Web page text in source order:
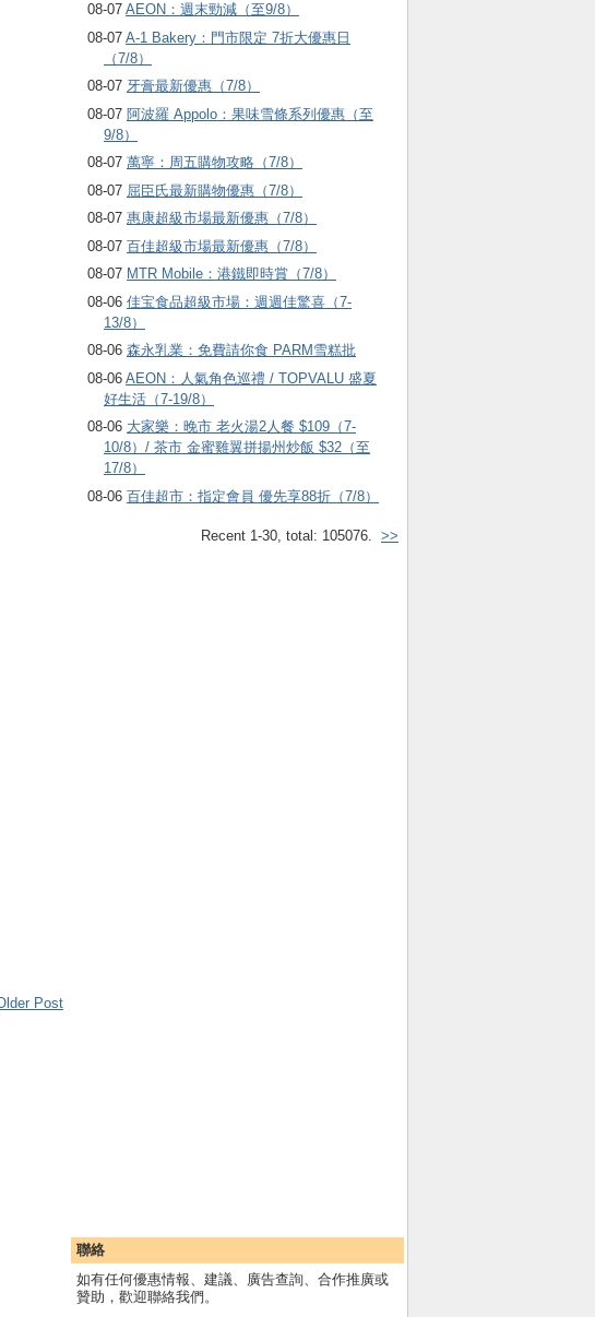
08-07 AEON：週末勁減（至9/8）
08-07 A-1 Bakery：門市限定 7折大優惠日
（7/8）
08-07 牙膏最新優惠（7/8）
08-07 阿波羅 Appolo：果味雪條系列優惠（至
9/8）
08-07 萬寧：周五購物攻略（7/8）
08-07 屈臣氏最新購物優惠（7/8）
08-07 惠康超級市場最新優惠（7/8）
08-07 百佳超級市場最新優惠（7/8）
08-07 MTR Mobile：港鐵即時賞（7/8）
08-06 佳宝食品超級市場：週週佳驚喜（7-
13/8）
08-06 森永乳業：免費請你食 PARM雪糕批
08-06 AEON：人氣角色巡禮 / TOPVALU 盛夏
好生活（7-19/8）
08-06 大家樂：晚市 老火湯2人餐 $109（7-
10/8）/ 茶市 金蜜雞翼拼揚州炒飯 $32（至
17/8）
08-06 百佳超市：指定會員 優先享88折（7/8）
Recent 1-30, total: 105076. >>
聯絡
如有任何優惠情報、建議、廣告查詢、合作推廣或
贊助，歡迎聯絡我們。
Post